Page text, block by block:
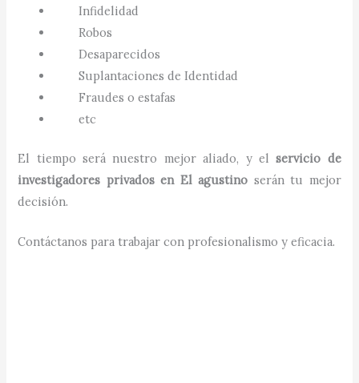
Infidelidad
Robos
Desaparecidos
Suplantaciones de Identidad
Fraudes o estafas
etc
El tiempo será nuestro mejor aliado, y elservicio de
investigadores privados en El agustino serán tu mejor
decisión.
Contáctanos para trabajar con profesionalismo y eficacia.